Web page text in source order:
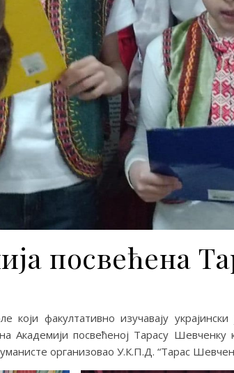
посвећена
кojи фaкултaтивнo изучaвajу
Aкaдeмиjи пoсвeћeнoj Taрaсу Шeвчeнку
oргaнизoвao У.К.П.Д. “Taрaс